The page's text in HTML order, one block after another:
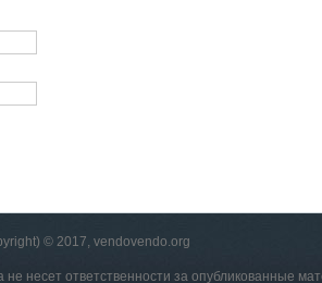
© 2017, vendovendo.org
не несет ответственности за опубликованные